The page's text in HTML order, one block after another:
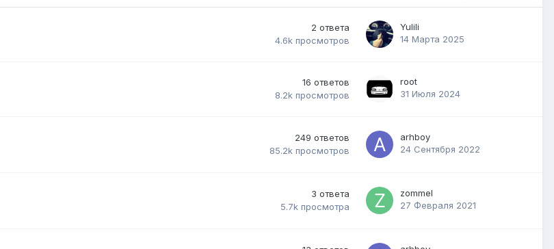
2 ответа
4.6k просмотров
Yulili
14 Марта 2025
16 ответов
8.2k просмотров
root
31 Июля 2024
249 ответов
85.2k просмотров
arhboy
24 Сентября 2022
3 ответа
5.7k просмотра
zommel
27 Февраля 2021